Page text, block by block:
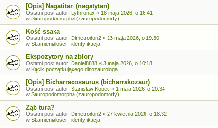
[Opis] Nagatitan (nagatytan)
Ostatni post autor: Lythronax « 18 maja 2026, o 16:41
w Sauropodomorpha (zauropodomorfy)
Kość ssaka
Ostatni post autor: Dimetrodon2 « 13 maja 2026, o 19:30
w Skamieniałości - identyfikacja
Ekspozytory na zbiory
Ostatni post autor: Daniel8888 « 3 maja 2026, o 10:18
w Kącik początkującego dinozaurologa
[Opis] Bicharracosaurus (bicharrakozaur)
Ostatni post autor: Stanisław Kopeć « 1 maja 2026, o 20:34
w Sauropodomorpha (zauropodomorfy)
Ząb tura?
Ostatni post autor: Dimetrodon2 « 27 kwietnia 2026, o 18:32
w Skamieniałości - identyfikacja